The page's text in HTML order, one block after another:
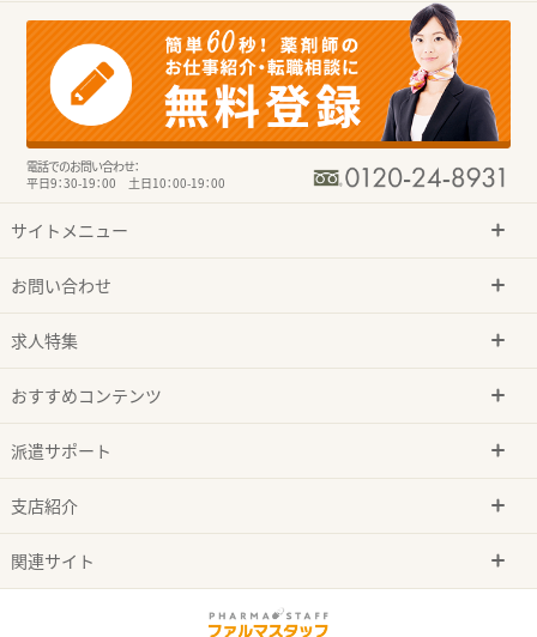
電話でのお問い合わせ：
平日9：30-19：00 土日10：00-19：00
サイトメニュー
お問い合わせ
求人特集
おすすめコンテンツ
派遣サポート
支店紹介
関連サイト